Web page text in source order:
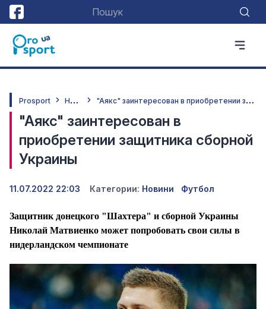
Prosport Н
овини "
Аякс" заинтересован в приобретении защитника сборной Украины
"Аякс" заинтересован в
приобретении защитника сборной
Украины
11.07.2022 22:03 Категории: Новини Футбол
Защитник донецкого "Шахтера" и сборной Украины
Николай Матвиенко может попробовать свои силы в
нидерландском чемпионате